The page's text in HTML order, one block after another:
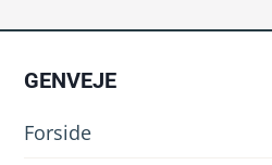
GENVEJE
Forside